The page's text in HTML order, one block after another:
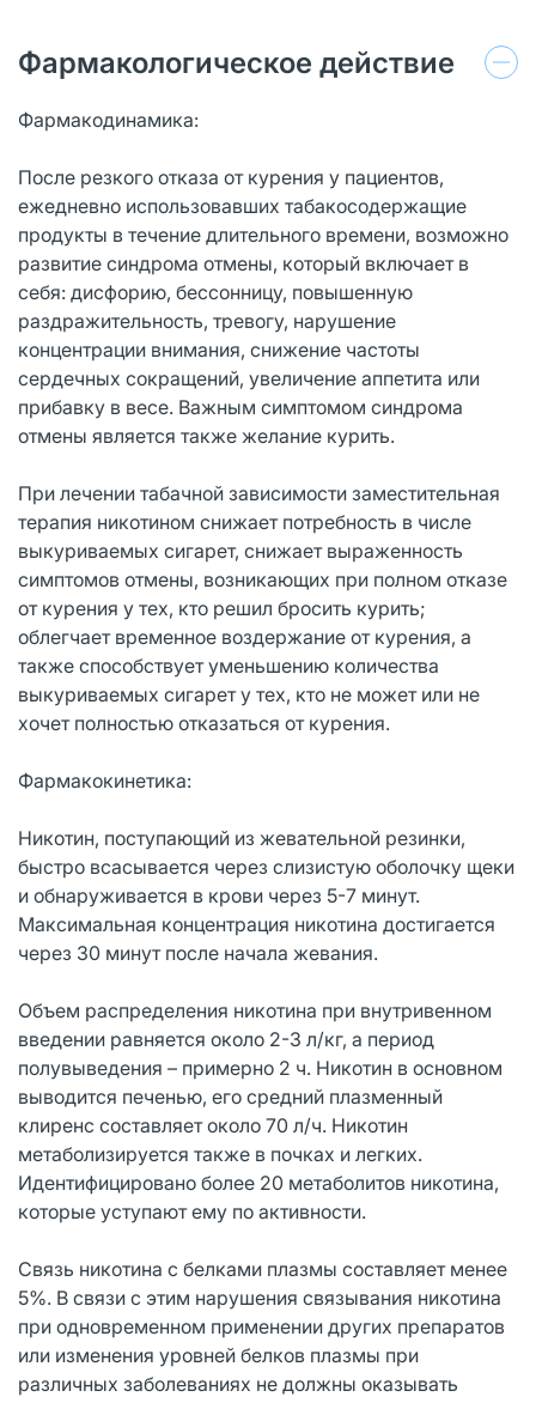
Фармакологическое действие
Фармакодинамика:
После резкого отказа от курения у пациентов,
ежедневно использовавших табакосодержащие
продукты в течение длительного времени, возможно
развитие синдрома отмены, который включает в
себя: дисфорию, бессонницу, повышенную
раздражительность, тревогу, нарушение
концентрации внимания, снижение частоты
сердечных сокращений, увеличение аппетита или
прибавку в весе. Важным симптомом синдрома
отмены является также желание курить.
При лечении табачной зависимости заместительная
терапия никотином снижает потребность в числе
выкуриваемых сигарет, снижает выраженность
симптомов отмены, возникающих при полном отказе
от курения у тех, кто решил бросить курить;
облегчает временное воздержание от курения, а
также способствует уменьшению количества
выкуриваемых сигарет у тех, кто не может или не
хочет полностью отказаться от курения.
Фармакокинетика:
Никотин, поступающий из жевательной резинки,
быстро всасывается через слизистую оболочку щеки
и обнаруживается в крови через 5-7 минут.
Максимальная концентрация никотина достигается
через 30 минут после начала жевания.
Объем распределения никотина при внутривенном
введении равняется около 2-3 л/кг, а период
полувыведения – примерно 2 ч. Никотин в основном
выводится печенью, его средний плазменный
клиренс составляет около 70 л/ч. Никотин
метаболизируется также в почках и легких.
Идентифицировано более 20 метаболитов никотина,
которые уступают ему по активности.
Связь никотина с белками плазмы составляет менее
5%. В связи с этим нарушения связывания никотина
при одновременном применении других препаратов
или изменения уровней белков плазмы при
различных заболеваниях не должны оказывать